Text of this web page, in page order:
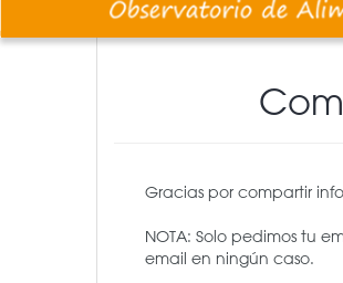
Gracias por compartir
NOTA: Solo pedimos tu
email en ningún caso.